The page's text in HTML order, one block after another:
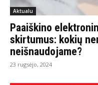
Aktualu
Paaiškino
skirtumus: kokių
neišnaudojame?
23 rugsėjo, 2024